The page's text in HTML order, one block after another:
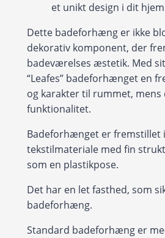
et unikt design i dit
Dette badeforhæng er ikke
dekorativ komponent, der
badeværelses æstetik. Med
“Leafes” badeforhænget en
og karakter til rummet,
funktionalitet.
Badeforhænget er fremstillet
tekstilmateriale med fin
som en plastikpose.
Det har en let fasthed, som
badeforhæng.
Standard badeforhæng er